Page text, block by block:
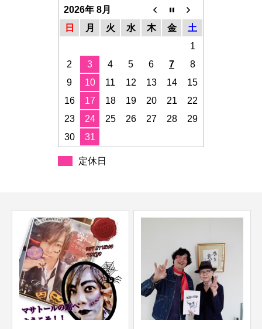
2026年 8月
日
月 火 水 木 金
土
1
2
3 4 5 6 7
8
9
10 11 12 13 14
15
16
17 18 19 20 21
22
23
24 25 26 27 28
29
30
31
定休日